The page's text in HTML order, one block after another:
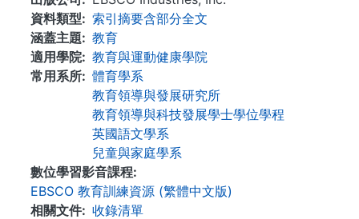
資料類型
索引摘要含部分全文
涵蓋主題
教育
適用學院
教育與運動健康學院
常用系所
體育學系
教育領導與發展研究所
教育領導與科技發展學士學位學程
英國語文學系
兒童與家庭學系
數位學習影音課程
EBSCO 教育訓練資源 (繁體中文版)
相關文件
收錄清單